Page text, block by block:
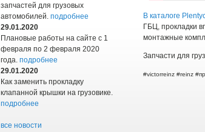
В каталоге
ГБЦ, прокладки
монтажные
Запчасти для
#victorreinz #reinz
запчастей для грузовых
автомобилей. подробнее
29.01.2020
Плановые работы на сайте с 1
февраля по 2 февраля 2020
года. подробнее
29.01.2020
Как заменить прокладку
клапанной крышки на грузовике.
подробнее
все новости